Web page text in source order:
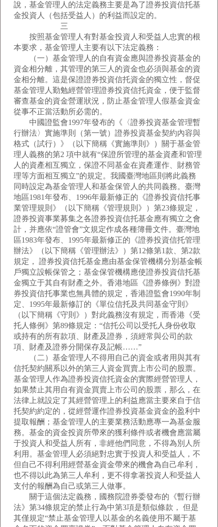
說，基金管理人的法定義務主要是為了證券投資信托基
金投資人（包括受益人）的利益而設定的。
三
按照基金管理人有對基金投資人和受益人忠實的根
本要求，基金管理人主要有以下法定義務：
（一）基金管理人的自有資金應與證券投資基金的
資金相分離，其管理的第三人的資金也必須與基金的資
金相分離。這是保證證券投資信托資金的獨立性，督促
基金管理人勤勉經營管理證券投資信托資金，便于監督
審查基金的資金營運狀況，防止基金管理人假基金資金
從事不正當活動所必需的。
中國證監會1997年發布的《〈證券投資基金管理暫
行辦法〉實施準則（第一號）證券投資基金契約內容與
格式（試行）》（以下簡稱《實施準則》）關于基金管
理人義務的第2 項中就有“保證所管理的基金資產和管理
人的資產相互獨立，保證不同基金在資產運作、財務管
理等方面相互獨立”的規定。我國臺灣地區則將此義務
同時設定為基金管理人和基金保管人的共同義務。臺灣
地區1981年發布、1996年最新修正的《證券投資信托事
業管理規則》（以下簡稱《管理規則》）第23條規定，
證券投資事業募集之各證券投資信托基金應有獨立之會
計，并應依“證管會”文規定作成各種簿冊文件。臺灣地
區1983年發布、1995年最新修正的《證券投資信托管理
辦法》（以下簡稱《管理辦法》）第12條第1款、第2款
規定， 證券投資信托基金應由基金保管機構分別基金帳
戶獨立設帳保管之；基金保管機構應使證券投資信托基
金獨立于其自有財產之外。香港地區《證券條例》對證
券投資信托事業也無具體的規定，香港證監會1990年制
定、1995年最新修訂的《單位信托及共同基金守則》
（以下簡稱《守則》）對此義務沒有規定，而香港《受
托人條例》第89條規定：“信托公司以受托人身份收取
或持有的所有款項、財產及證券，須經常與公司的款
項、財產及證券分開保存及記帳……”
（二）基金管理人不得用自己的資金或者用與其有
信托契約關系以外的第三人資金買賣上市公司的股票。
基金管理人作為證券投資信托資金的實際經營管理人，
如果禁止其用自有資金買賣上市公司的股票，那么，在
法律上就設定了其經營管理上的利益應當主要來自于信
托契約約定的，從經營運作證券投資基金資金的盈利中
提取報酬；基金管理人的主要業務活動應專一為基金服
務。基金的資金投資所帶來的獲利條件或者機會應當屬
于投資人和受益人所有，非經他們同意，不得為別人所
利用。基金管理人必須絕對忠實于投資人和受益人，不
但自己不得利用經營基金資金帶來的機會為自己牟利，
也不得以此為第三人牟利，更不得拿著投資人和受益人
支付的報酬為自己或第三人做事。
關于這個法定義務，國務院證券委發布的《暫行辦
法》第34條規定的禁止行為中第3項是類似條款， 但是
其僅規定“禁止基金管理人以基金的名義使用不屬于基